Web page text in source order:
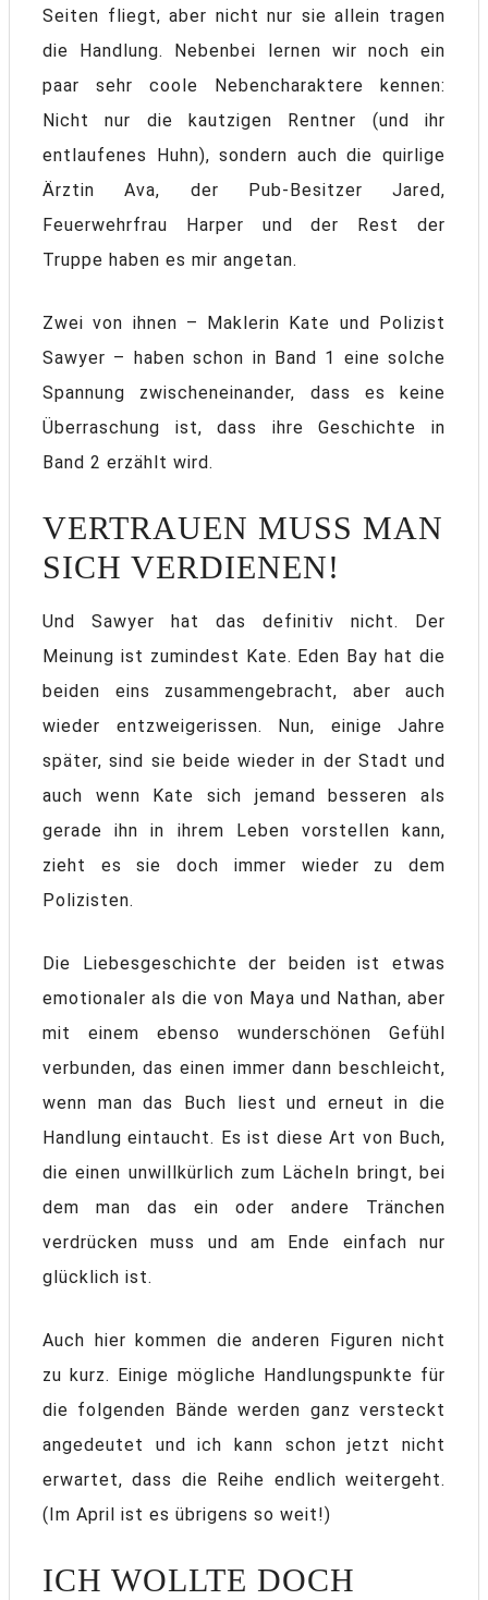
Seiten fliegt, aber nicht nur sie allein tragen
die Handlung. Nebenbei lernen wir noch ein
paar sehr coole Nebencharaktere kennen:
Nicht nur die kautzigen Rentner (und ihr
entlaufenes Huhn), sondern auch die quirlige
Ärztin Ava, der Pub-Besitzer Jared,
Feuerwehrfrau Harper und der Rest der
Truppe haben es mir angetan.
Zwei von ihnen – Maklerin Kate und Polizist
Sawyer – haben schon in Band 1 eine solche
Spannung zwischeneinander, dass es keine
Überraschung ist, dass ihre Geschichte in
Band 2 erzählt wird.
VERTRAUEN MUSS MAN
SICH VERDIENEN!
Und Sawyer hat das definitiv nicht. Der
Meinung ist zumindest Kate. Eden Bay hat die
beiden eins zusammengebracht, aber auch
wieder entzweigerissen. Nun, einige Jahre
später, sind sie beide wieder in der Stadt und
auch wenn Kate sich jemand besseren als
gerade ihn in ihrem Leben vorstellen kann,
zieht es sie doch immer wieder zu dem
Polizisten.
Die Liebesgeschichte der beiden ist etwas
emotionaler als die von Maya und Nathan, aber
mit einem ebenso wunderschönen Gefühl
verbunden, das einen immer dann beschleicht,
wenn man das Buch liest und erneut in die
Handlung eintaucht. Es ist diese Art von Buch,
die einen unwillkürlich zum Lächeln bringt, bei
dem man das ein oder andere Tränchen
verdrücken muss und am Ende einfach nur
glücklich ist.
Auch hier kommen die anderen Figuren nicht
zu kurz. Einige mögliche Handlungspunkte für
die folgenden Bände werden ganz versteckt
angedeutet und ich kann schon jetzt nicht
erwartet, dass die Reihe endlich weitergeht.
(Im April ist es übrigens so weit!)
ICH WOLLTE DOCH